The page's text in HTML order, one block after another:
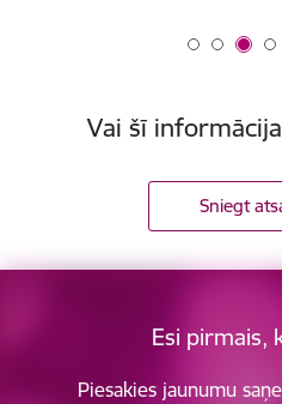
Vai šī
Sniegt
Esi pirmais,
Piesakies jaunumu